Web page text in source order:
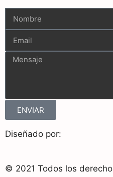
ENVIAR
Diseñado por:
© 2021 Todos los